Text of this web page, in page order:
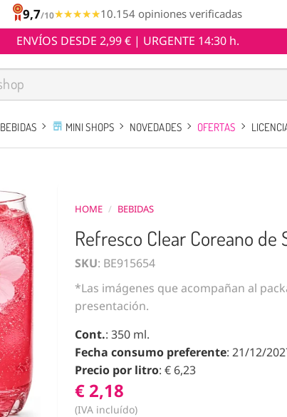
9,7/10★★★★★
★★★★★10.154 opiniones verificadas
ENVÍOS DESDE 2,99 € | URGENTE 14:30 h.
BEBIDAS MINI SHOPS NOVEDADES OFERTAS
HOME / BEBIDAS
Refresco Clear Coreano de
SKU: BE915654
*Las imágenes que acompañan al
presentación.
Cont.: 350 ml.
Fecha consumo preferente: 21/12/
Precio por litro: € 6,23
€ 2,18
(IVA incluído)